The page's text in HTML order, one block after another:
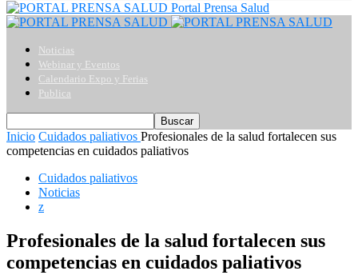
Portal Prensa Salud
Noticias
Webinar y Eventos
Calendario Expo y Ferias
Publica
Inicio Cuidados paliativos Profesionales de la salud fortalecen sus
competencias en cuidados paliativos
Cuidados paliativos
Noticias
z
Profesionales de la salud fortalecen sus
competencias en cuidados paliativos